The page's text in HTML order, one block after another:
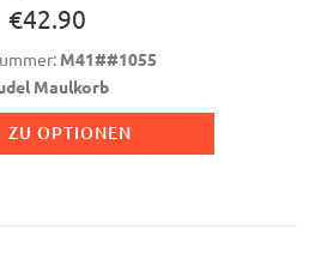
€42.90
M41##1055
Maulkorb
ZU OPTIONEN